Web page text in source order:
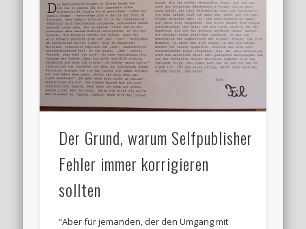
Der Grund, warum Selfpublisher
Fehler immer korrigieren
sollten
“Aber für jemanden, der den Umgang mit